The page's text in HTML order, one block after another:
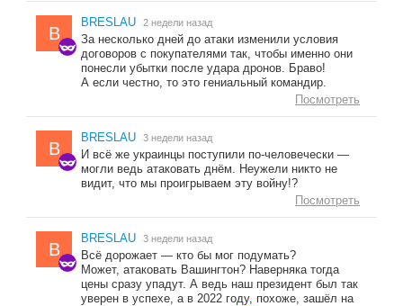
B
BRESLAU 2 недели назад
За несколько дней до атаки изменили условия
договоров с покупателями так, чтобы именно они
понесли убытки после удара дронов. Браво!
А если честно, то это гениальный командир.
Посмотреть
B
BRESLAU 3 недели назад
И всё же украинцы поступили по-человечески —
могли ведь атаковать днём. Неужели никто не
видит, что мы проигрываем эту войну!?
Посмотреть
B
BRESLAU 3 недели назад
Всё дорожает — кто бы мог подумать?
Может, атаковать Вашингтон? Наверняка тогда
цены сразу упадут. А ведь наш президент был так
уверен в успехе, а в 2022 году, похоже, зашёл на